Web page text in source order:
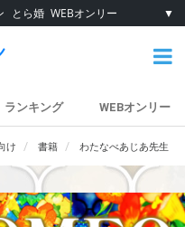
とら婚 WEBオンリー ▼
ランキング WEBオンリー
け 書籍 わたなべあじあ先生『